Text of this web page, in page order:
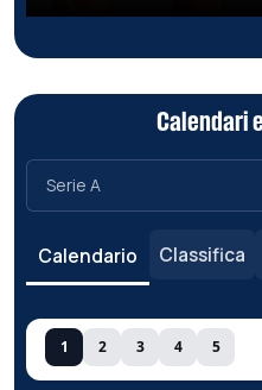
Calendari
Calendario Classifica
1 2 3 4 5